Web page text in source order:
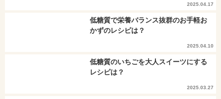
2025.04.17
低糖質で栄養バランス抜群のお手軽お
かずのレシピは？
2025.04.10
低糖質のいちごを大人スイーツにする
レシピは？
2025.03.27